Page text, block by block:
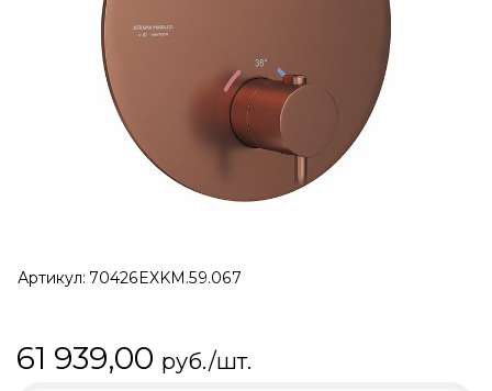
Артикул: 70426EXKM.59.067
61 939,00 руб./шт.